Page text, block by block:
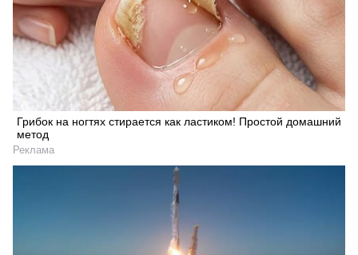
Грибок на ногтях стирается как ластиком! Простой домашний
метод
Реклама